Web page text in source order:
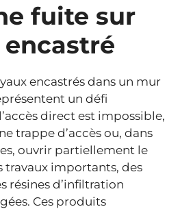
fuite sur
encastrés dans un mur
un défi
direct est impossible,
trappe d’accès ou, dans
ouvrir partiellement le
travaux importants, des
résines d’infiltration
Ces produits